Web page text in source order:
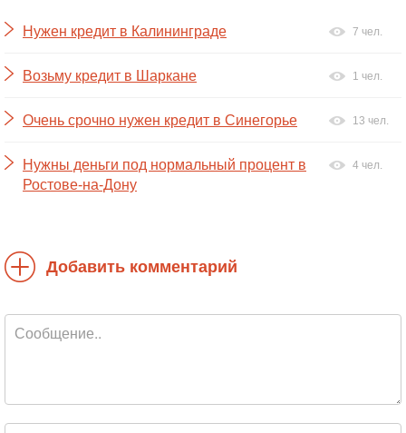
Нужен кредит в Калининграде 7 чел.
Возьму кредит в Шаркане 1 чел.
Очень срочно нужен кредит в Синегорье 13 чел.
Нужны деньги под нормальный процент в
Ростове-на-Дону
4 чел.
Добавить комментарий